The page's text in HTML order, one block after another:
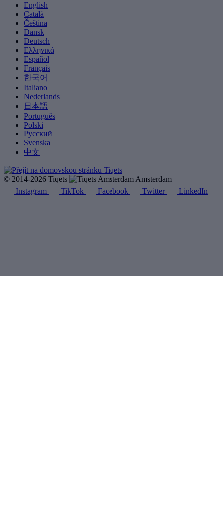
English
Català
Čeština
Dansk
Deutsch
Ελληνικά
Español
Français
한국어
Italiano
Nederlands
日本語
Português
Polski
Русский
Svenska
中文
© 2014-2026 Tiqets
Amsterdam
Instagram
TikTok Facebook Twitter LinkedIn